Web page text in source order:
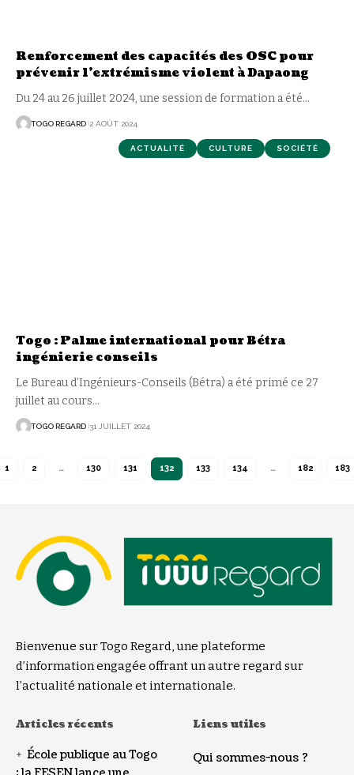
Renforcement des capacités des OSC pour
prévenir l’extrémisme violent à Dapaong
Du 24 au 26 juillet 2024, une session de formation a été…
TOGO REGARD 2 AOÛT 2024
ACTUALITÉ CULTURE SOCIÉTÉ
Togo : Palme international pour Bétra
ingénierie conseils
Le Bureau d’Ingénieurs-Conseils (Bétra) a été primé ce 27
juillet au cours…
TOGO REGARD 31 JUILLET 2024
1 2 … 130 131 132 133 134 … 182 183
Bienvenue sur Togo Regard, une plateforme
d’information engagée offrant un autre regard sur
l’actualité nationale et internationale.
Articles récents
École publique au Togo
Liens utiles
Qui sommes-nous ?